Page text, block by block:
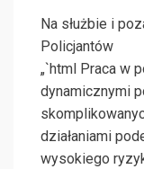
Na służbie i
Policjantów
„`html Praca w
dynamicznymi
działaniami
wysokiego